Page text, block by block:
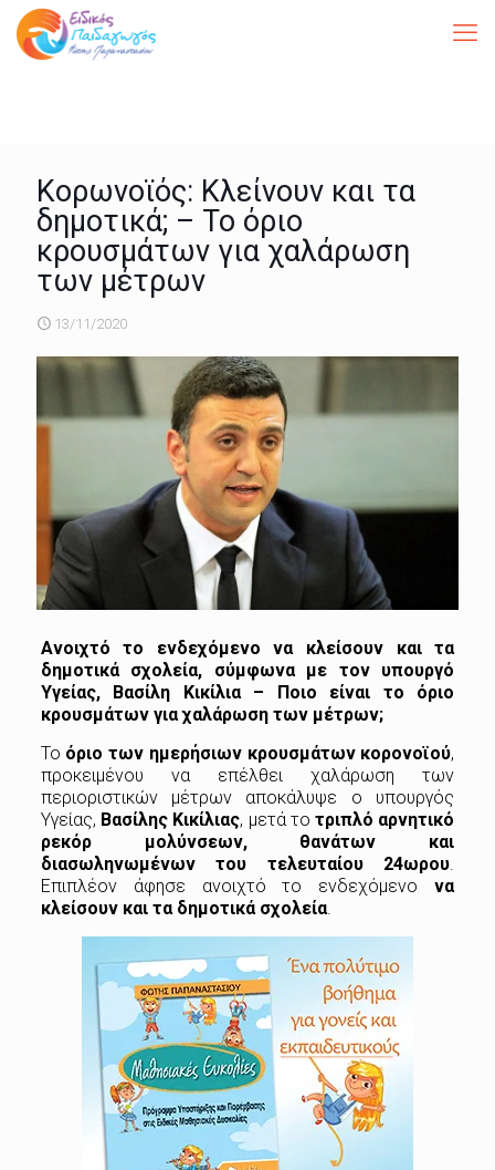
Κορωνοϊός: Κλείνουν και τα
δημοτικά; – Το όριο
κρουσμάτων για χαλάρωση
των μέτρων
13/11/2020
Ανοιχτό το ενδεχόμενο να κλείσουν και τα
δημοτικά σχολεία, σύμφωνα με τον υπουργό
Υγείας, Βασίλη Κικίλια – Ποιο είναι το όριο
κρουσμάτων για χαλάρωση των μέτρων;
Το όριο των ημερήσιων κρουσμάτων κορονοϊού,
προκειμένου να επέλθει χαλάρωση των
περιοριστικών μέτρων αποκάλυψε ο υπουργός
Υγείας, Βασίλης Κικίλιας, μετά το τριπλό αρνητικό
ρεκόρ μολύνσεων, θανάτων και
διασωληνωμένων του τελευταίου 24ωρου.
Επιπλέον άφησε ανοιχτό το ενδεχόμενονα
κλείσουν και τα δημοτικά σχολεία.